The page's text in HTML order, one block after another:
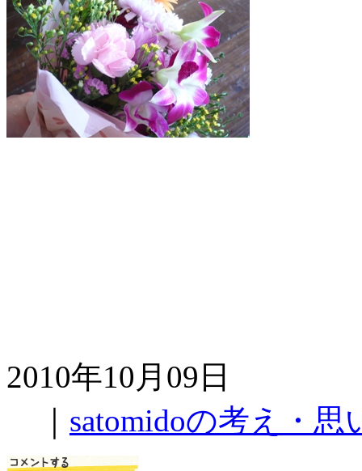
2010年10月09日
satomidoの考え・思